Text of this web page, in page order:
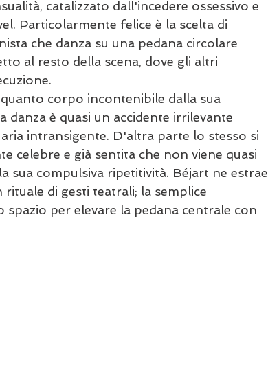
catalizzato dall'incedere ossessivo e
Particolarmente felice è la scelta di
che danza su una pedana circolare
al resto della scena, dove gli altri
corpo incontenibile dalla sua
è quasi un accidente irrilevante
intransigente. D'altra parte lo stesso si
celebre e già sentita che non viene quasi
sua compulsiva ripetitività. Béjart ne estrae
di gesti teatrali; la semplice
per elevare la pedana centrale con